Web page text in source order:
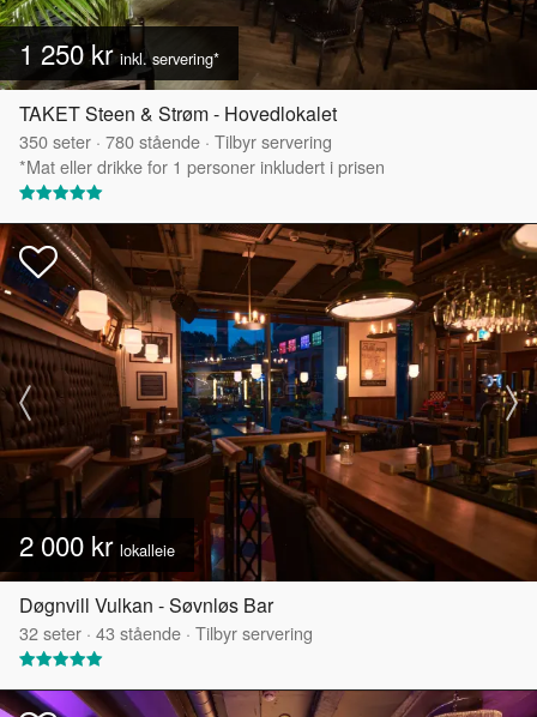
1 250 krinkl. servering*
TAKET Steen & Strøm - Hovedlokalet
350seter · 780stående · Tilbyr servering
*Mat eller drikke for 1 personer inkludert i prisen
2 000 kr lokalleie
Døgnvill Vulkan - Søvnløs Bar
32seter · 43 stående · Tilbyr servering